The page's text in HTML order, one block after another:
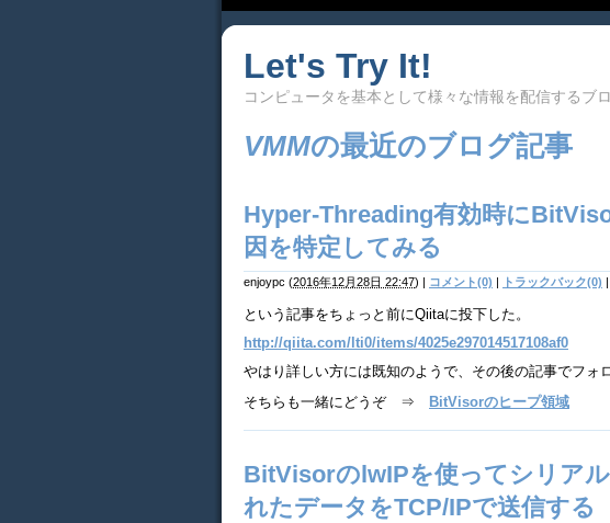
Let's Try It!
コンピュータを基本として様々な情報を配信するブ
VMMの最近のブログ記事
Hyper-Threading有効時に
因を特定してみる
enjoypc (2016年12月28日 22:47) | コメント(0) | トラックバック(0) |
という記事をちょっと前にQiitaに投下した。
http://qiita.com/lti0/items/4025e297014517108af0
やはり詳しい方には既知のようで、その後の記事でフォ
そちらも一緒にどうぞ ⇒
BitVisorのヒープ領域
BitVisorのlwIPを使ってシリア
れたデータをTCP/IPで送信する